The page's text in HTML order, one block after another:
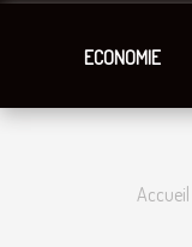
ECONOMIE
Accueil